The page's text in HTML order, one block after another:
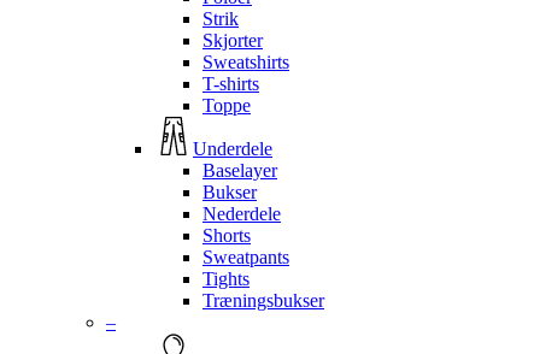
Strik
Skjorter
Sweatshirts
T-shirts
Toppe
Underdele
Baselayer
Bukser
Nederdele
Shorts
Sweatpants
Tights
Træningsbukser
–